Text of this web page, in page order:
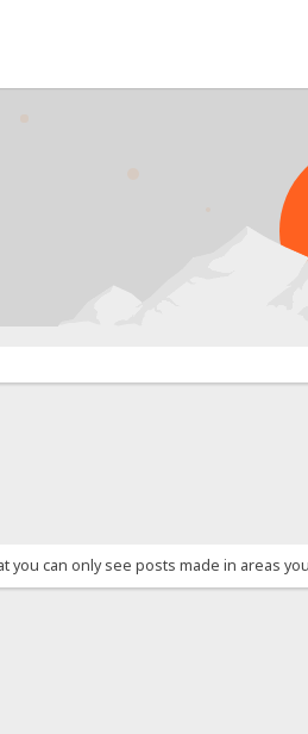
can only see posts made in areas